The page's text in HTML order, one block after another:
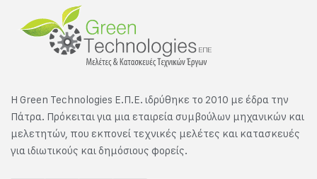
Η Green Technologies E.Π.Ε. ιδρύθηκε το 2010 με έδρα την
Πάτρα. Πρόκειται για μια εταιρεία συμβούλων μηχανικών και
μελετητών, που εκπονεί τεχνικές μελέτες και κατασκευές
για ιδιωτικούς και δημόσιους φορείς.